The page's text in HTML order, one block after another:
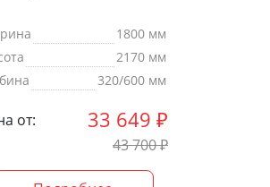
1800 мм
2170 мм
320/600 мм
от: 33 649 ₽
43 700₽